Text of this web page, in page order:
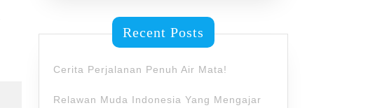
Recent Posts
Cerita Perjalanan Penuh Air Mata!
Relawan Muda Indonesia Yang Mengajar